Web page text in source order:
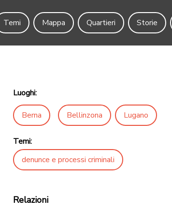
Temi
Mappa Quartieri Storie
Luoghi:
Berna Bellinzona Lugano
Temi:
denunce e processi criminali
Relazioni